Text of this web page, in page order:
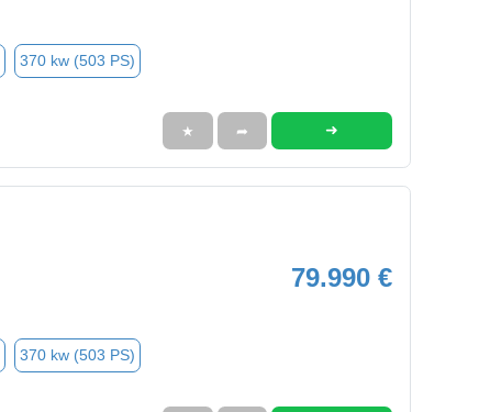
370 kw (503 PS)
★ ➦ ➜
79.990 €
370 kw (503 PS)